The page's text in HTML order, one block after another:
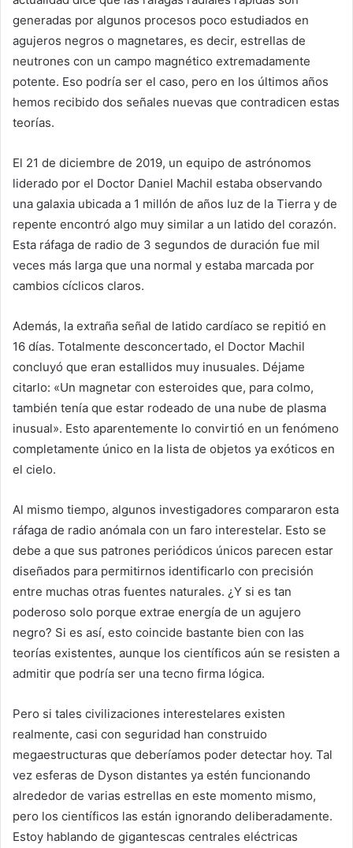
generadas por algunos procesos poco estudiados en
agujeros negros o magnetares, es decir, estrellas de
neutrones con un campo magnético extremadamente
potente. Eso podría ser el caso, pero en los últimos años
hemos recibido dos señales nuevas que contradicen estas
teorías.
El 21 de diciembre de 2019, un equipo de astrónomos
liderado por el Doctor Daniel Machil estaba observando
una galaxia ubicada a 1 millón de años luz de la Tierra y de
repente encontró algo muy similar a un latido del corazón.
Esta ráfaga de radio de 3 segundos de duración fue mil
veces más larga que una normal y estaba marcada por
cambios cíclicos claros.
Además, la extraña señal de latido cardíaco se repitió en
16 días. Totalmente desconcertado, el Doctor Machil
concluyó que eran estallidos muy inusuales. Déjame
citarlo: «Un magnetar con esteroides que, para colmo,
también tenía que estar rodeado de una nube de plasma
inusual». Esto aparentemente lo convirtió en un fenómeno
completamente único en la lista de objetos ya exóticos en
el cielo.
Al mismo tiempo, algunos investigadores compararon esta
ráfaga de radio anómala con un faro interestelar. Esto se
debe a que sus patrones periódicos únicos parecen estar
diseñados para permitirnos identificarlo con precisión
entre muchas otras fuentes naturales. ¿Y si es tan
poderoso solo porque extrae energía de un agujero
negro? Si es así, esto coincide bastante bien con las
teorías existentes, aunque los científicos aún se resisten a
admitir que podría ser una tecno firma lógica.
Pero si tales civilizaciones interestelares existen
realmente, casi con seguridad han construido
megaestructuras que deberíamos poder detectar hoy. Tal
vez esferas de Dyson distantes ya estén funcionando
alrededor de varias estrellas en este momento mismo,
pero los científicos las están ignorando deliberadamente.
Estoy hablando de gigantescas centrales eléctricas